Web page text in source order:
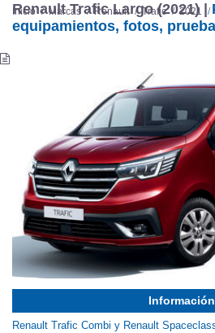
Inicio Marcas Renault Trafic 2021
Renault Trafic Largo (2021) |
equipamientos, fotos,
Información
Renault Trafic Combi y Renault